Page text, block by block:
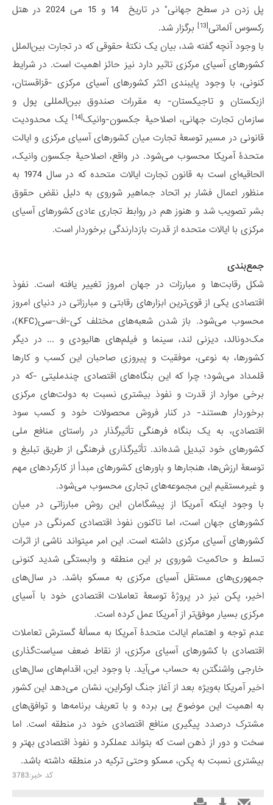
پل زدن در سطح جهانی" در تاریخ 14 و 15 می 2024 در هتل
رکسوس آلماتی[13]
برگزار شد.
با وجود آنچه گفته شد، بیان یک نکتۀ حقوقی که در تجارت بین‌الملل
کشورهای آسیای مرکزی تاثیر دارد نیز حائز اهمیت است. در شرایط
کنونی، با وجود پایبندی اکثر کشورهای آسیای مرکزی -قزاقستان،
ازبکستان و تاجیکستان- به مقررات صندوق بین‌المللی پول و
سازمان تجارت جهانی، اصلاحیۀ جکسون-وانیک[14]
یک محدودیت
قانونی در مسیر توسعۀ تجارت میان کشورهای آسیای مرکزی و ایالت
متحدۀ آمریکا محسوب می‌شود. در واقع، اصلاحیۀ جکسون وانیک،
الحاقیه‌ای است به قانون تجارت ایالات متحده که در سال 1974 به
منظور اعمال فشار بر اتحاد جماهیر شوروی به دلیل نقض حقوق
بشر تصویب شد و هنوز هم در روابط تجاری عادی کشورهای آسیای
مرکزی با ایالات متحده از قدرت بازدارندگی برخوردار است.
جمع‌بندی
شکل رقابت‌ها و مبارزات در جهان امروز تغییر یافته است. نفوذ
اقتصادی یکی از قوی‌ترین ابزارهای رقابتی و مبارزاتی در دنیای امروز
محسوب می‌شود. باز شدن شعبه‌های مختلف کی-اف-سی(KFC)،
مک‌دونالد، دیزنی لند، سینما و فیلم‌های هالیودی و ... در دیگر
کشورها، به نوعی، موفقیت و پیروزی صاحبان این کسب و کارها
قلمداد می‌شود؛ چرا که این بنگاه‌های اقتصادی چندملیتی -که در
برخی موارد از قدرت و نفوذ بیشتری نسبت به دولت‌های مرکزی
برخوردار هستند- در کنار فروش محصولات خود و کسب سود
اقتصادی، به یک بنگاه فرهنگی تأثیر‌گذار در راستای منافع ملی
کشورهای خود تبدیل شده‌اند. تأثیرگذاری فرهنگی از طریق تبلیغ و
توسعۀ ارزش‌ها، هنجارها و باورهای کشورهای مبدأ از کارکردهای مهم
و غیرمستقیم این مجموعه‌های تجاری محسوب می‌شود.
با وجود اینکه آمریکا از پیشگامان این روش مبارزاتی در میان
کشورهای جهان است، اما تاکنون نفوذ اقتصادی کمرنگی در میان
کشورهای آسیای مرکزی داشته است. این امر می‎تواند ناشی از اثرات
تسلط و حاکمیت شوروی بر این منطقه و وابستگی شدید کنونی
جمهوری‌های مستقل آسیای مرکزی به مسکو باشد. در سال‌های
اخیر، پکن نیز در پروژۀ توسعۀ تعاملات اقتصادی خود با آسیای
مرکزی بسیار موفق‌تر از آمریکا عمل کرده است.
عدم توجه و اهتمام ایالت متحدۀ آمریکا به مسألۀ گسترش تعاملات
اقتصادی با کشورهای آسیای مرکزی، از نقاط ضعف سیاست‌گذاری
خارجی واشنگتن به حساب می‌آید. با وجود این، اقدام‌های سال‌های
اخیر آمریکا به‌ویژه بعد از آغاز جنگ اوکراین، نشان می‌دهد این کشور
به اهمیت این موضوع پی برده و با تعریف برنامه‌ها و توافق‌های
مشترک درصدد پیگیری منافع اقتصادی خود در منطقه است. اما
سخت و دور از ذهن است که بتواند عملکرد و نفوذ اقتصادی بهتر و
بیشتری نسبت به پکن، مسکو وحتی ترکیه در منطقه داشته باشد.
کد خبر:3783